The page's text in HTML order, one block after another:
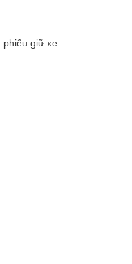
phiếu giữ xe